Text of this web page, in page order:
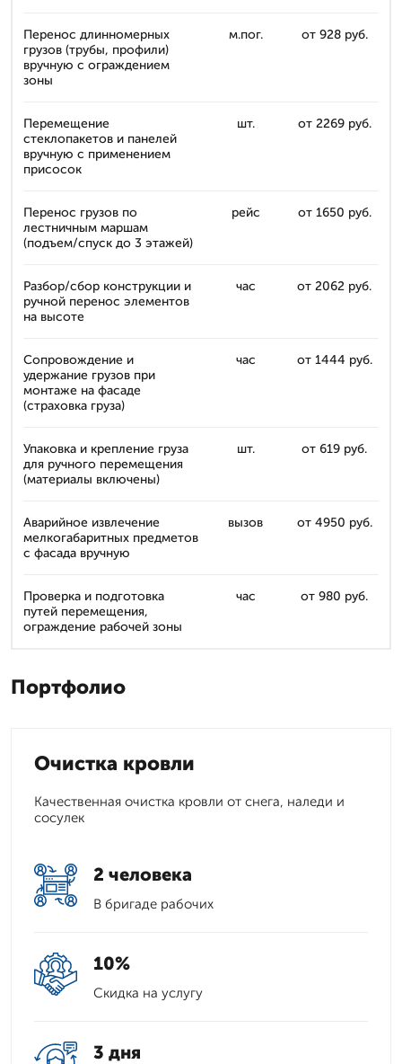
Перенос длинномерных
грузов (трубы, профили)
вручную с ограждением
зоны
м.пог. от 928 руб.
Перемещение
стеклопакетов и панелей
вручную с применением
присосок
шт. от 2269 руб.
Перенос грузов по
лестничным маршам
(подъем/спуск до 3 этажей)
рейс от 1650 руб.
Разбор/сбор конструкции и
ручной перенос элементов
на высоте
час от 2062 руб.
Сопровождение и
удержание грузов при
монтаже на фасаде
(страховка груза)
час от 1444 руб.
Упаковка и крепление груза
для ручного перемещения
(материалы включены)
шт. от 619 руб.
Аварийное извлечение
мелкогабаритных предметов
с фасада вручную
вызов от 4950 руб.
Проверка и подготовка
путей перемещения,
ограждение рабочей зоны
час от 980 руб.
Портфолио
Очистка кровли
Качественная очистка кровли от снега, наледи и
сосулек
2 человека
В бригаде рабочих
10%
Скидка на услугу
3 дня